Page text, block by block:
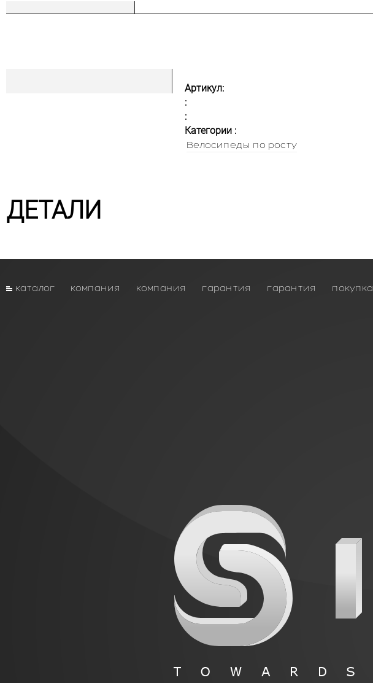
Артикул:
:
:
Категории :
Велосипеды по росту
ДЕТАЛИ
каталог компания компания гарантия гарантия покупка